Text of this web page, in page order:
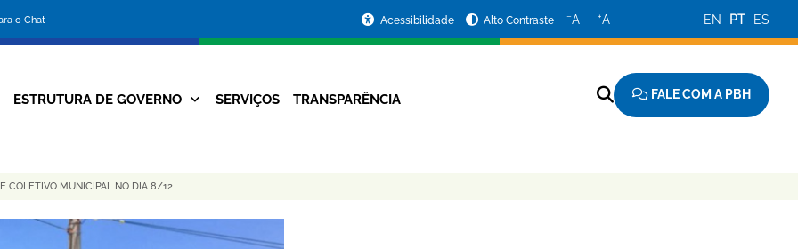
o Chat
da
Prefeitura
Acessibilidade Alto Contraste −A +A EN PT ES
Navegação
ESTRUTURA DE GOVERNO SERVIÇOS TRANSPARÊNCIA FALE COM A PBH
COLETIVO MUNICIPAL NO DIA 8/12